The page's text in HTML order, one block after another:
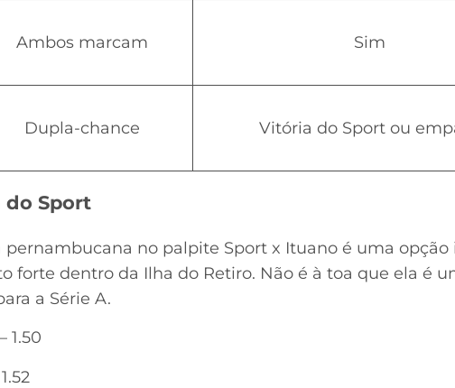
Ambos marcam Sim
Dupla-chance Vitória do Sport ou
do Sport
pernambucana no palpite Sport x Ituano é uma
forte dentro da Ilha do Retiro. Não é à toa que ela é
a Série A.
– 1.50